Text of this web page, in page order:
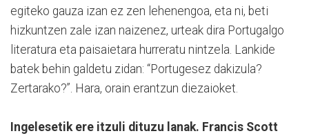
egiteko gauza izan ez zen lehenengoa, eta ni, beti
hizkuntzen zale izan naizenez, urteak dira Portugalgo
literatura eta paisaietara hurreratu nintzela. Lankide
batek behin galdetu zidan: “Portugesez dakizula?
Zertarako?”. Hara, orain erantzun diezaioket.
Ingelesetik ere itzuli dituzu lanak. Francis Scott